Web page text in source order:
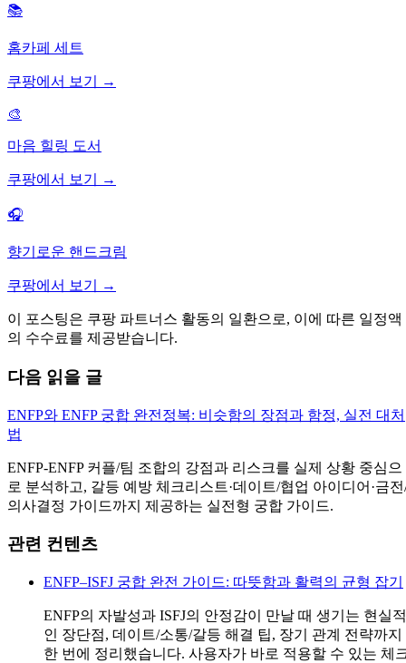
📚
홈카페 세트
쿠팡에서 보기 →
🎨
마음 힐링 도서
쿠팡에서 보기 →
🎧
향기로운 핸드크림
쿠팡에서 보기 →
이 포스팅은 쿠팡 파트너스 활동의 일환으로, 이에 따른 일정액
의 수수료를 제공받습니다.
다음 읽을 글
ENFP와 ENFP 궁합 완전정복: 비슷함의 장점과 함정, 실전 대처
법
ENFP-ENFP 커플/팀 조합의 강점과 리스크를 실제 상황 중심으
로 분석하고, 갈등 예방 체크리스트·데이트/협업 아이디어·금
의사결정 가이드까지 제공하는 실전형 궁합 가이드.
관련 컨텐츠
ENFP–ISFJ 궁합 완전 가이드: 따뜻함과 활력의 균형 잡기
ENFP의 자발성과 ISFJ의 안정감이 만날 때 생기는 현실적
인 장단점, 데이트/소통/갈등 해결 팁, 장기 관계 전략까지
한 번에 정리했습니다. 사용자가 바로 적용할 수 있는 체